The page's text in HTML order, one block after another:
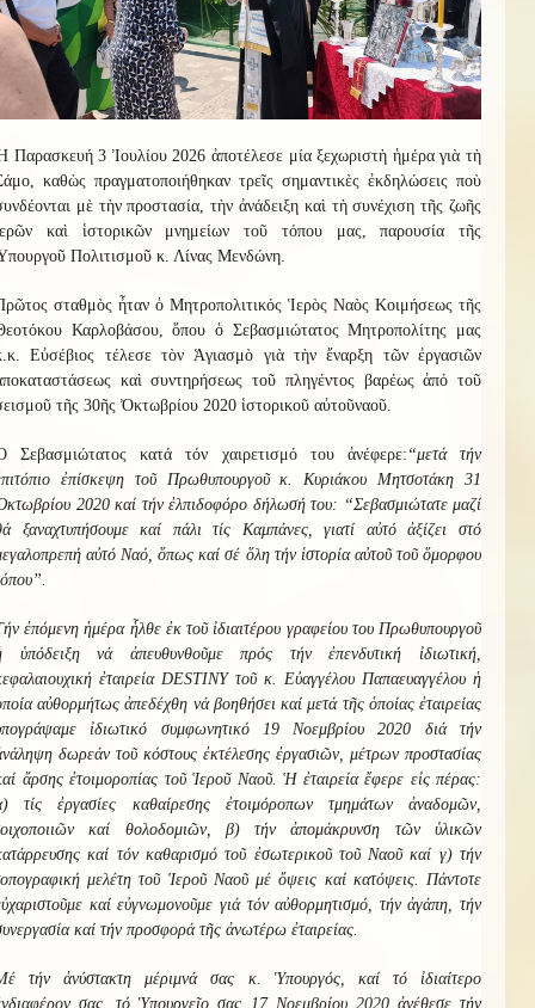
Παρασκευή 3 Ἰουλίου 2026 ἀποτέλεσε μία ξεχωριστὴ ἡμέρα γιὰ τὴ
καθὼς πραγματοποιήθηκαν τρεῖς σημαντικὲς ἐκδηλώσεις ποὺ
μὲ τὴν προστασία, τὴν ἀνάδειξη καὶ τὴ συνέχιση τῆς ζωῆς
καὶ ἱστορικῶν μνημείων τοῦ τόπου μας, παρουσία τῆς
Πολιτισμοῦ κ. Λίνας Μενδώνη.
σταθμὸς ἦταν ὁ Μητροπολιτικός Ἱερὸς Ναὸς Κοιμήσεως τῆς
υ Καρλοβάσου, ὅπου ὁ Σεβασμιώτατος Μητροπολίτης μας
Εὐσέβιος τέλεσε τὸν Ἁγιασμὸ γιὰ τὴν ἔναρξη τῶν ἐργασιῶν
καὶ συντηρήσεως τοῦ πληγέντος βαρέως ἀπό τοῦ
τῆς 30ῆς Ὀκτωβρίου 2020 ἱστορικοῦ αὐτοῦναοῦ.
Σεβασμιώτατος κατά τόν χαιρετισμό του ἀνέφερε: “μετά τήν
ἐπίσκεψη τοῦ Πρωθυπουργοῦ κ. Κυριάκου Μητσοτάκη 31
2020 καί τήν ἐλπιδοφόρο δήλωσή του: “Σεβασμιώτατε μαζί
ξαναχτυπήσουμε καί πάλι τίς Καμπάνες, γιατί αὐτό ἀξίζει στό
αὐτό Ναό, ὅπως καί σέ ὅλη τήν ἱστορία αὐτοῦ τοῦ ὅμορφου
ἐπόμενη ἡμέρα ἧλθε ἐκ τοῦ ἰδιαιτέρου γραφείου του Πρωθυπουργοῦ
ὑπόδειξη νά ἀπευθυνθοῦμε πρός τήν ἐπενδυτική ἰδιωτική,
ἐταιρεία DESTINY τοῦ κ. Εὐαγγέλου Παπαευαγγέλου ἡ
αὐθορμήτως ἀπεδέχθη νά βοηθήσει καί μετά τῆς ὁποίας ἐταιρείας
ἰδιωτικό συμφωνητικό 19 Νοεμβρίου 2020 διά τήν
δωρεάν τοῦ κόστους ἐκτέλεσης ἐργασιῶν, μέτρων προστασίας
ἄρσης ἐτοιμοροπίας τοῦ Ἱεροῦ Ναοῦ. Ἡ ἐταιρεία ἔφερε εἰς πέρας:
τίς ἐργασίες καθαίρεσης ἐτοιμόροπων τμημάτων ἀναδομῶν,
καί θολοδομιῶν, β) τήν ἀπομάκρυνση τῶν ὑλικῶν
καί τόν καθαρισμό τοῦ ἐσωτερικοῦ τοῦ Ναοῦ καί γ) τήν
μελέτη τοῦ Ἱεροῦ Ναοῦ μέ ὄψεις καί κατόψεις. Πάντοτε
καί εὐγνωμονοῦμε γιά τόν αὐθορμητισμό, τήν ἀγάπη, τήν
καί τήν προσφορά τῆς ἀνωτέρω ἐταιρείας.
τήν ἀνύστακτη μέριμνά σας κ. Ὑπουργός, καί τό ἰδιαίτερο
σας, τό Ὑπουργεῖο σας 17 Νοεμβρίου 2020 ἀνέθεσε τήν